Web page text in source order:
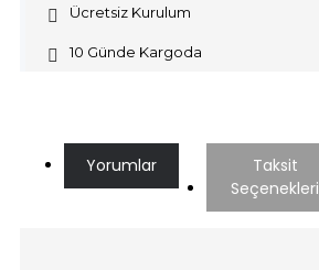
Ücretsiz Kurulum
10 Günde Kargoda
Yorumlar
Taksit
Seçenekleri